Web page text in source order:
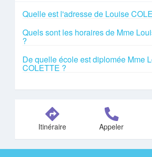
Quelle est l'adresse de Louise
Quels sont les horaires de Mme
?
De quelle école est diplomée Mme
COLETTE ?
Itinéraire Appeler